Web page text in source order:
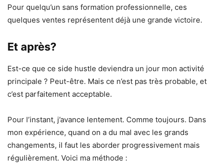
Pour quelqu’un sans formation professionnelle, ces
quelques ventes représentent déjà une grande victoire.
Et après?
Est-ce que ce side hustle deviendra un jour mon activité
principale ? Peut-être. Mais ce n’est pas très probable, et
c’est parfaitement acceptable.
Pour l’instant, j’avance lentement. Comme toujours. Dans
mon expérience, quand on a du mal avec les grands
changements, il faut les aborder progressivement mais
régulièrement. Voici ma méthode :